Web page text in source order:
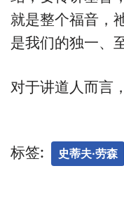
就是整个福音，
是我们的独一、
对于讲道人而言
标签: 史蒂夫·劳森